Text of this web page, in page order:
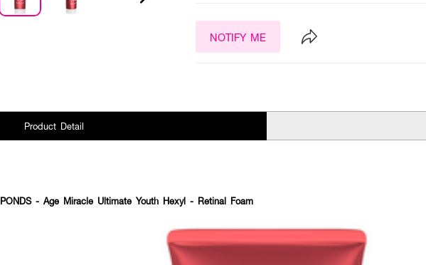
NOTIFY ME
Product Detail
PONDS - Age Miracle Ultimate Youth Hexyl - Retinal Foam